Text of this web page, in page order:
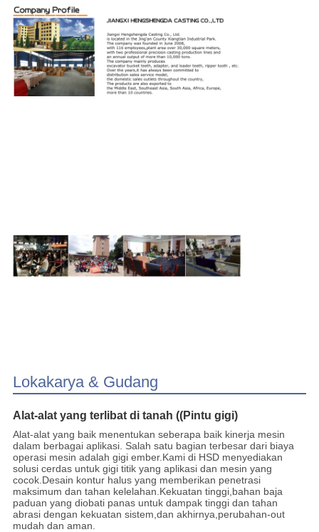
Lokakarya & Gudang
Alat-alat yang terlibat di tanah ((Pintu gigi)
Alat-alat yang baik menentukan seberapa baik kinerja mesin
dalam berbagai aplikasi. Salah satu bagian terbesar dari biaya
operasi mesin adalah gigi ember.Kami di HSD menyediakan
solusi cerdas untuk gigi titik yang aplikasi dan mesin yang
cocok.Desain kontur halus yang memberikan penetrasi
maksimum dan tahan kelelahan.Kekuatan tinggi,bahan baja
paduan yang diobati panas untuk dampak tinggi dan tahan
abrasi dengan kekuatan sistem,dan akhirnya,perubahan-out
mudah dan aman.